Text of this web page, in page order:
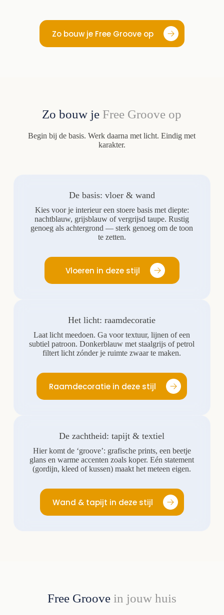
Zo bouw je Free Groove op
Zo bouw je Free Groove op
Begin bij de basis. Werk daarna met licht. Eindig met
karakter.
De basis: vloer & wand
Kies voor je interieur een stoere basis met diepte:
nachtblauw, grijsblauw of vergrijsd taupe. Rustig
genoeg als achtergrond — sterk genoeg om de toon
te zetten.
Vloeren in deze stijl
Het licht: raamdecoratie
Laat licht meedoen. Ga voor textuur, lijnen of een
subtiel patroon. Donkerblauw met staalgrijs of petrol
filtert licht zónder je ruimte zwaar te maken.
Raamdecoratie in deze stijl
De zachtheid: tapijt & textiel
Hier komt de ‘groove’: grafische prints, een beetje
glans en warme accenten zoals koper. Eén statement
(gordijn, kleed of kussen) maakt het meteen eigen.
Wand & tapijt in deze stijl
Free Groove in jouw huis